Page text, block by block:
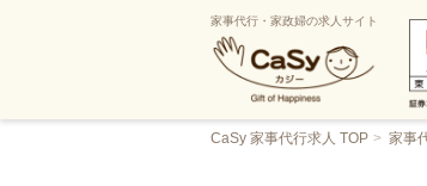
家事代行・家政婦の求人サイト
CaSy 家事代行求人 TOP 家事